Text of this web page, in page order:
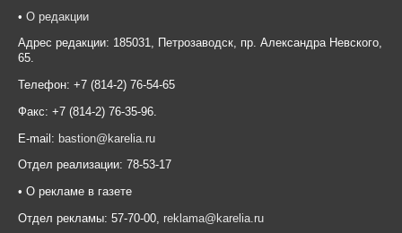
• О редакции
Адрес редакции: 185031, Петрозаводск, пр. Александра Невского,
65.
Телефон: +7 (814-2) 76-54-65
Факс: +7 (814-2) 76-35-96.
E-mail: bastion@karelia.ru
Отдел реализации: 78-53-17
• О рекламе в газете
Отдел рекламы: 57-70-00, reklama@karelia.ru